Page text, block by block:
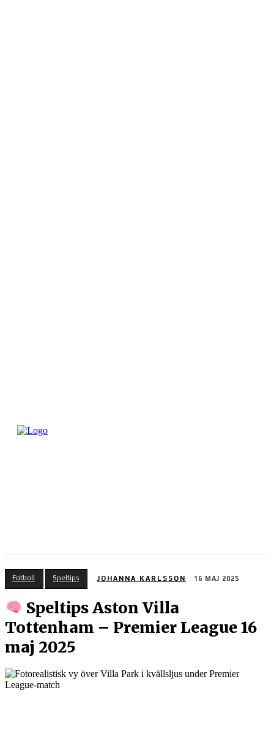
Fotboll Speltips JOHANNA KARLSSON 16 MAJ 2025
Speltips Aston Villa
Tottenham – Premier League 16
maj 2025